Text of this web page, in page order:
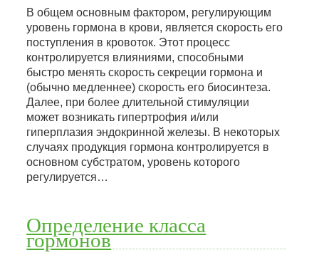
В общем основным фактором, регулирующим
уровень гормона в крови, является скорость его
поступления в кровоток. Этот процесс
контролируется влияниями, способными
быстро менять скорость секреции гормона и
(обычно медленнее) скорость его биосинтеза.
Далее, при более длительной стимуляции
может возникать гипертрофия и/или
гиперплазия эндокринной железы. В некоторых
случаях продукция гормона контролируется в
основном субстратом, уровень которого
регулируется…
Определение класса
гормонов